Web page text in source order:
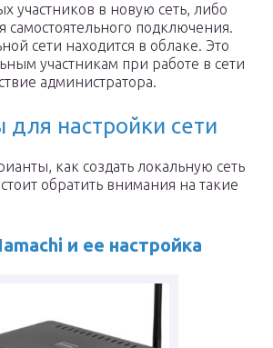
участников в новую сеть, либо
самостоятельного подключения.
сети находится в облаке. Это
участникам при работе в сети
администратора.
настройки сети
как создать локальную сеть
обратить внимания на такие
и ее настройка